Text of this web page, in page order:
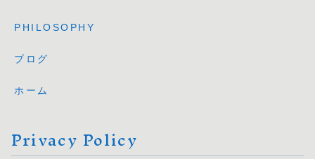
PHILOSOPHY
ブログ
ホーム
Privacy Policy